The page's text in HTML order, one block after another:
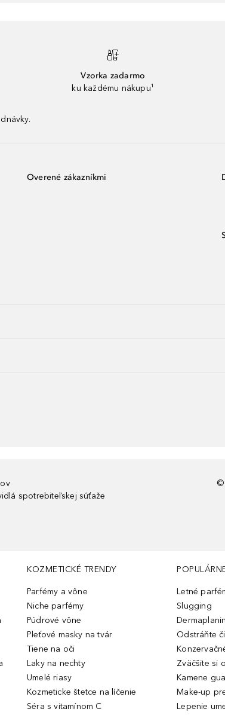
Vzorka zadarmo
ku každému nákupu¹
Overené zákazníkmi
spotrebiteľskej súťaže
©
KOZMETICKÉ TRENDY
Parfémy a vône
Niche parfémy
Púdrové vône
Pleťové masky na tvár
Tiene na oči
Laky na nechty
Umelé riasy
Kozmeticke štetce na líčenie
Séra s vitamínom C
Letné
Slugging
Odstráňte
Zväčšite si
Kamene
Make-up
Lepenie